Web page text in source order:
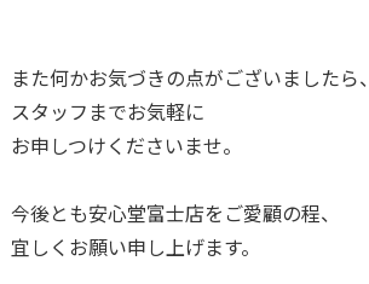
また何かお気づきの点がございましたら、
スタッフまでお気軽に
お申しつけくださいませ。
今後とも安心堂富士店をご愛顧の程、
宜しくお願い申し上げます。